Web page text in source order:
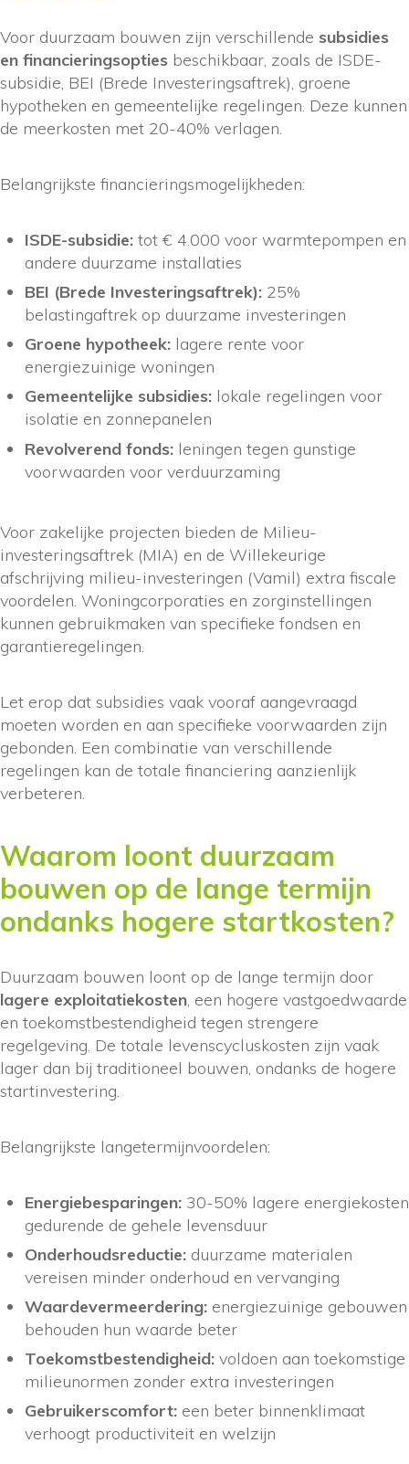
Voor duurzaam bouwen zijn verschillende subsidies
en financieringsopties beschikbaar, zoals de ISDE-
subsidie, BEI (Brede Investeringsaftrek), groene
hypotheken en gemeentelijke regelingen. Deze kunnen
de meerkosten met 20-40% verlagen.
Belangrijkste financieringsmogelijkheden:
ISDE-subsidie: tot € 4.000 voor warmtepompen en
andere duurzame installaties
BEI (Brede Investeringsaftrek): 25%
belastingaftrek op duurzame investeringen
Groene hypotheek: lagere rente voor
energiezuinige woningen
Gemeentelijke subsidies: lokale regelingen voor
isolatie en zonnepanelen
Revolverend fonds: leningen tegen gunstige
voorwaarden voor verduurzaming
Voor zakelijke projecten bieden de Milieu-
investeringsaftrek (MIA) en de Willekeurige
afschrijving milieu-investeringen (Vamil) extra fiscale
voordelen. Woningcorporaties en zorginstellingen
kunnen gebruikmaken van specifieke fondsen en
garantieregelingen.
Let erop dat subsidies vaak vooraf aangevraagd
moeten worden en aan specifieke voorwaarden zijn
gebonden. Een combinatie van verschillende
regelingen kan de totale financiering aanzienlijk
verbeteren.
Waarom loont duurzaam
bouwen op de lange termijn
ondanks hogere startkosten?
Duurzaam bouwen loont op de lange termijn door
lagere exploitatiekosten, een hogere vastgoedwaarde
en toekomstbestendigheid tegen strengere
regelgeving. De totale levenscycluskosten zijn vaak
lager dan bij traditioneel bouwen, ondanks de hogere
startinvestering.
Belangrijkste langetermijnvoordelen:
Energiebesparingen: 30-50% lagere energiekosten
gedurende de gehele levensduur
Onderhoudsreductie: duurzame materialen
vereisen minder onderhoud en vervanging
Waardevermeerdering: energiezuinige gebouwen
behouden hun waarde beter
Toekomstbestendigheid: voldoen aan toekomstige
milieunormen zonder extra investeringen
Gebruikerscomfort: een beter binnenklimaat
verhoogt productiviteit en welzijn